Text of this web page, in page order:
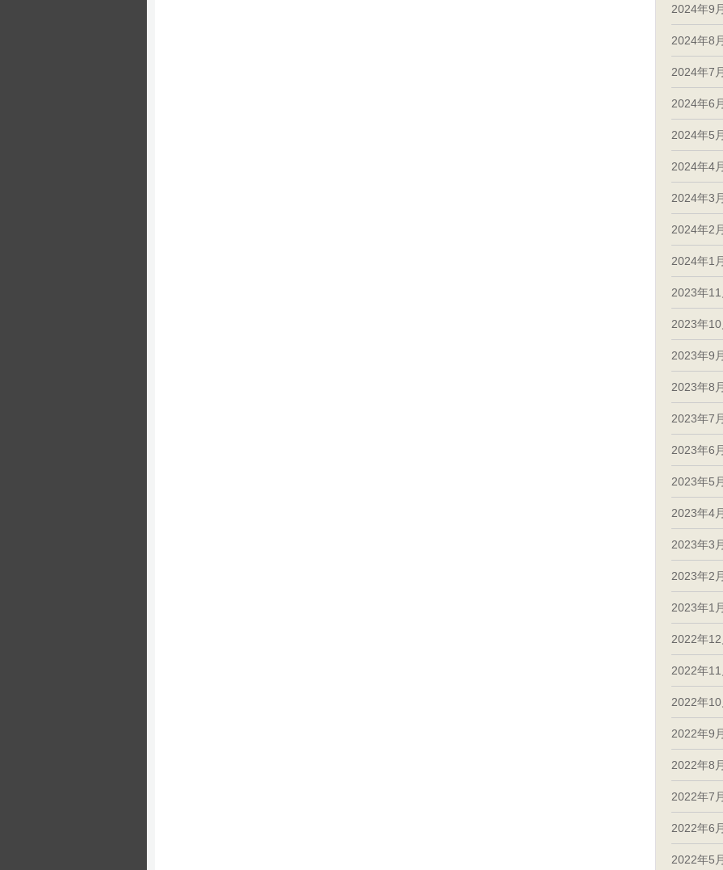
2024年9月
2024年8月
2024年7月
2024年6月
2024年5月
2024年4月
2024年3月
2024年2月
2024年1月
2023年11
2023年10
2023年9月
2023年8月
2023年7月
2023年6月
2023年5月
2023年4月
2023年3月
2023年2月
2023年1月
2022年12
2022年11
2022年10
2022年9月
2022年8月
2022年7月
2022年6月
2022年5月